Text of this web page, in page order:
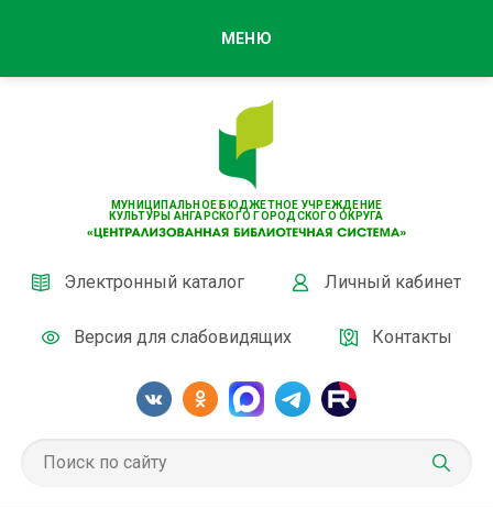
МУНИЦИПАЛЬНОЕ БЮДЖЕТНОЕ УЧРЕЖДЕНИЕ
КУЛЬТУРЫ АНГАРСКОГО ГОРОДСКОГО ОКРУГА
Электронный каталог Личный кабинет
Версия для слабовидящих Контакты
МЕНЮ